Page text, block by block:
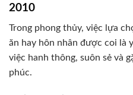
2010
Trong phong thủy, việc lựa
ăn hay hôn nhân được coi là
việc hanh thông, suôn sẻ và
phúc.